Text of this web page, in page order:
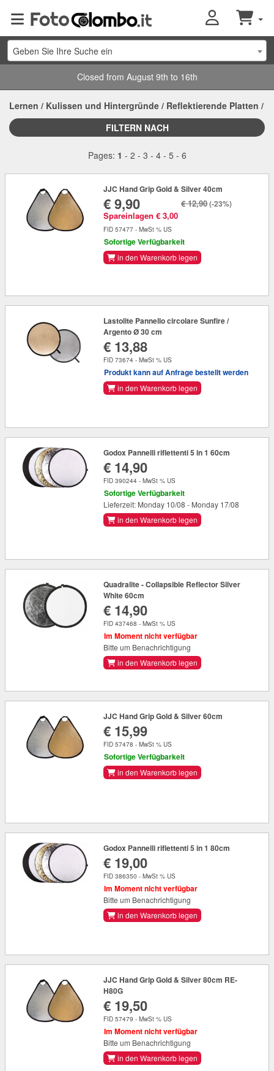
Geben Sie Ihre Suche ein
Closed from August 9th to 16th
Lernen / Kulissen und Hintergründe / Reflektierende Platten /
FILTERN NACH
Pages: 1 - 2 - 3 - 4- 5 - 6
JJC Hand Grip Gold & Silver 40cm
€ 9,90
Spareinlagen € 3,00
€ 12,90(-23%)
FID 57477 - MwSt % US
Sofortige Verfügbarkeit
in den Warenkorb legen
Lastolite Pannello circolare Sunfire /
Argento Ø 30 cm
€ 13,88
FID 73674 - MwSt % US
Produkt kann auf Anfrage bestellt werden
in den Warenkorb legen
Godox Pannelli riflettenti 5 in 1 60cm
€ 14,90
FID 390244 - MwSt % US
Sofortige Verfügbarkeit
Lieferzeit: Monday 10/08 - Monday 17/08
in den Warenkorb legen
Quadralite - Collapsible Reflector Silver
White 60cm
€ 14,90
FID 437468 - MwSt % US
Im Moment nicht verfügbar
Bitte um Benachrichtigung
in den Warenkorb legen
JJC Hand Grip Gold & Silver 60cm
€ 15,99
FID 57478 - MwSt % US
Sofortige Verfügbarkeit
in den Warenkorb legen
Godox Pannelli riflettenti 5 in 1 80cm
€ 19,00
FID 386350 - MwSt % US
Im Moment nicht verfügbar
Bitte um Benachrichtigung
in den Warenkorb legen
JJC Hand Grip Gold & Silver 80cm RE-
H80G
€ 19,50
FID 57479 - MwSt % US
Im Moment nicht verfügbar
Bitte um Benachrichtigung
in den Warenkorb legen